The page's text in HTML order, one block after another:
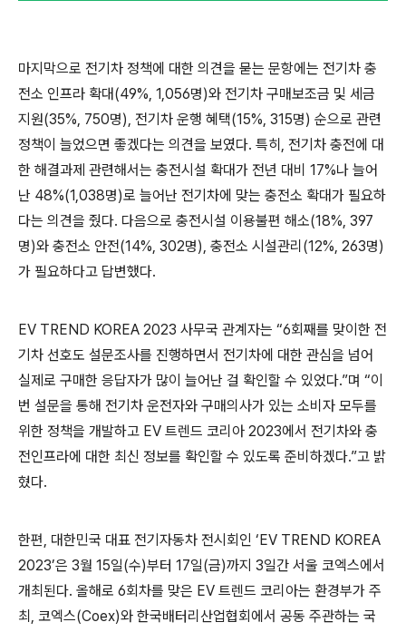
마지막으로 전기차 정책에 대한 의견을 묻는 문항에는 전기차 충
전소 인프라 확대(49%, 1,056명)와 전기차 구매보조금 및 세금
지원(35%, 750명), 전기차 운행 혜택(15%, 315명) 순으로 관련
정책이 늘었으면 좋겠다는 의견을 보였다. 특히 , 전기차 충전에 대
한 해결과제 관련해서는 충전시설 확대가 전년 대비 17%나 늘어
난 48%(1,038명)로 늘어난 전기차에 맞는 충전소 확대가 필요하
다는 의견을 줬다. 다음으로 충전시설 이용불편 해소(18%, 397
명)와 충전소 안전(14%, 302명), 충전소 시설관리 (12%, 263명)
가 필요하다고 답변했다.
EV TREND KOREA 2023 사무국 관계자는 “6회째를 맞이한 전
기차 선호도 설문조사를 진행하면서 전기차에 대한 관심을 넘어
실제로 구매한 응답자가 많이 늘어난 걸 확인할 수 있었다.”며 “이
번 설문을 통해 전기차 운전자와 구매의사가 있는 소비자 모두를
위한 정책을 개발하고 EV 트렌드 코리아 2023에서 전기차와 충
전인프라에 대한 최신 정보를 확인할 수 있도록 준비하겠다.”고 밝
혔다.
한편, 대한민국 대표 전기자동차 전시회인 ‘EV TREND KOREA
2023’은 3월 15일(수)부터 17일(금)까지 3일간 서울 코엑스에서
개최된다. 올해로 6회차를 맞은 EV 트렌드 코리아는 환경부가 주
최 , 코엑스(Coex)와 한국배터리산업협회에서 공동 주관하는 국